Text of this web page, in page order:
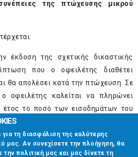
της πτώχευσης μικρού
έκδοση της σχετικής δικαστικής
που ο οφειλέτης διαθέτει
θα απολέσει κατά την πτώχευση. Σε
οφειλέτης καλείται να πληρώνει
έτος το ποσό των εισοδημάτων του
5-πλάσιο των
τη διασφάλιση της καλύτερης
μας. Αν συνεχίσετε την πλοήγηση, θα
πολιτική μας και μας δίνετε τη